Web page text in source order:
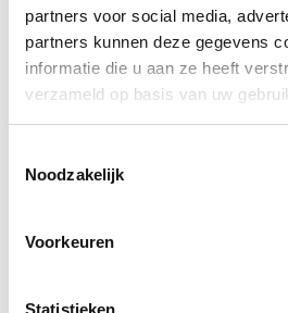
partners voor social media,
partners kunnen deze gegevens
informatie die u aan ze heeft
verzameld op basis van uw
Noodzakelijk
Voorkeuren
Statistieken
VOETENSTER IN GEPOLIJST
Levertijd: 3-6 weken